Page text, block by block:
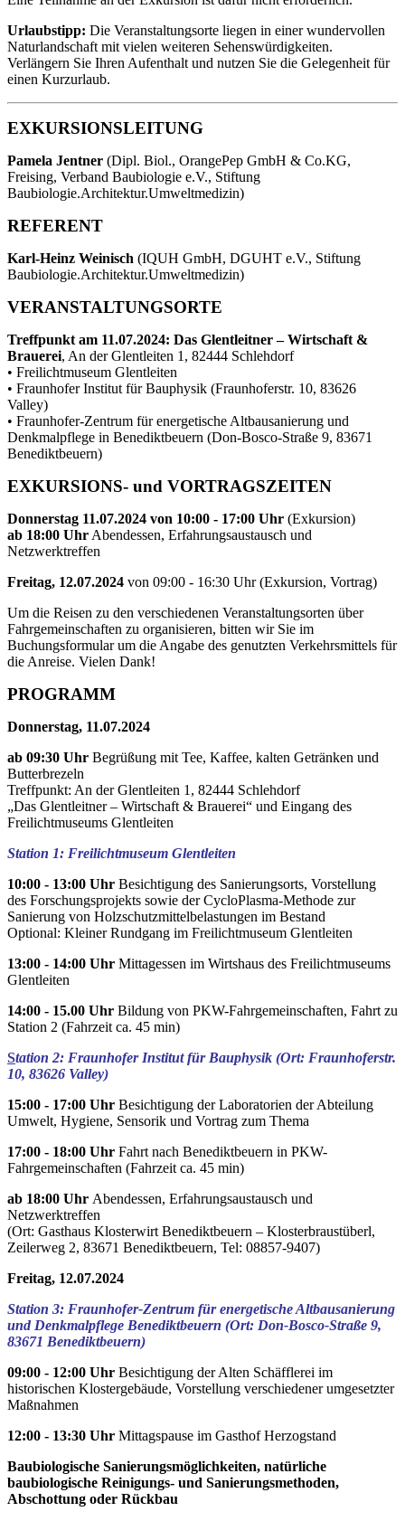
Urlaubstipp: Die Veranstaltungsorte liegen in einer wundervollen
Naturlandschaft mit vielen weiteren Sehenswürdigkeiten.
Verlängern Sie Ihren Aufenthalt und nutzen Sie die Gelegenheit für
einen Kurzurlaub.
EXKURSIONSLEITUNG
Pamela Jentner (Dipl. Biol., OrangePep GmbH & Co.KG,
Freising, Verband Baubiologie e.V., Stiftung
Baubiologie.Architektur.Umweltmedizin)
REFERENT
Karl-Heinz Weinisch (IQUH GmbH, DGUHT e.V., Stiftung
Baubiologie.Architektur.Umweltmedizin)
VERANSTALTUNGSORTE
Treffpunkt am 11.07.2024: Das Glentleitner – Wirtschaft &
Brauerei, An der Glentleiten 1, 82444 Schlehdorf
• Freilichtmuseum Glentleiten
• Fraunhofer Institut für Bauphysik (Fraunhoferstr. 10, 83626
Valley)
• Fraunhofer-Zentrum für energetische Altbausanierung und
Denkmalpflege in Benediktbeuern (Don-Bosco-Straße 9, 83671
Benediktbeuern)
EXKURSIONS- und VORTRAGSZEITEN
Donnerstag 11.07.2024 von 10:00 - 17:00 Uhr (Exkursion)
ab 18:00 Uhr Abendessen, Erfahrungsaustausch und
Netzwerktreffen
Freitag, 12.07.2024 von 09:00 - 16:30 Uhr (Exkursion, Vortrag)
Um die Reisen zu den verschiedenen Veranstaltungsorten über
Fahrgemeinschaften zu organisieren, bitten wir Sie im
Buchungsformular um die Angabe des genutzten Verkehrsmittels für
die Anreise. Vielen Dank!
PROGRAMM
Donnerstag, 11.07.2024
ab 09:30 Uhr Begrüßung mit Tee, Kaffee, kalten Getränken und
Butterbrezeln
Treffpunkt: An der Glentleiten 1, 82444 Schlehdorf
„Das Glentleitner – Wirtschaft & Brauerei“ und Eingang des
Freilichtmuseums Glentleiten
Station 1: Freilichtmuseum Glentleiten
10:00 - 13:00 Uhr Besichtigung des Sanierungsorts, Vorstellung
des Forschungsprojekts sowie der CycloPlasma-Methode zur
Sanierung von Holzschutzmittelbelastungen im Bestand
Optional: Kleiner Rundgang im Freilichtmuseum Glentleiten
13:00 - 14:00 Uhr Mittagessen im Wirtshaus des Freilichtmuseums
Glentleiten
14:00 - 15.00 Uhr Bildung von PKW-Fahrgemeinschaften, Fahrt zu
Station 2 (Fahrzeit ca. 45 min)
Station 2: Fraunhofer Institut für Bauphysik (Ort: Fraunhoferstr.
10, 83626 Valley)
15:00 - 17:00 Uhr Besichtigung der Laboratorien der Abteilung
Umwelt, Hygiene, Sensorik und Vortrag zum Thema
17:00 - 18:00 Uhr Fahrt nach Benediktbeuern in PKW-
Fahrgemeinschaften (Fahrzeit ca. 45 min)
ab 18:00 Uhr Abendessen, Erfahrungsaustausch und
Netzwerktreffen
(Ort: Gasthaus Klosterwirt Benediktbeuern – Klosterbraustüberl,
Zeilerweg 2, 83671 Benediktbeuern, Tel: 08857-9407)
Freitag, 12.07.2024
Station 3: Fraunhofer-Zentrum für energetische Altbausanierung
und Denkmalpflege Benediktbeuern (Ort: Don-Bosco-Straße 9,
83671 Benediktbeuern)
09:00 - 12:00 Uhr Besichtigung der Alten Schäfflerei im
historischen Klostergebäude, Vorstellung verschiedener umgesetzter
Maßnahmen
12:00 - 13:30 Uhr Mittagspause im Gasthof Herzogstand
Baubiologische Sanierungsmöglichkeiten, natürliche
baubiologische Reinigungs- und Sanierungsmethoden,
Abschottung oder Rückbau